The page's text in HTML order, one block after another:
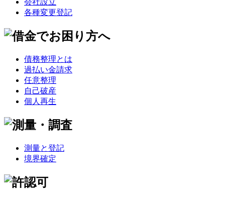
会社設立
各種変更登記
債務整理とは
過払い金請求
任意整理
自己破産
個人再生
測量と登記
境界確定